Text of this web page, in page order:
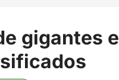
gigantes e